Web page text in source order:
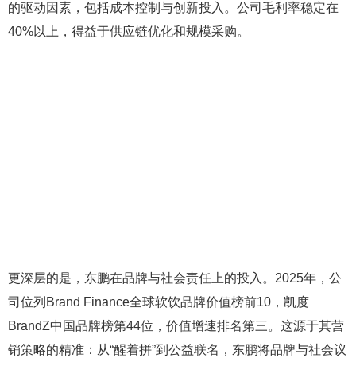
的驱动因素，包括成本控制与创新投入。公司毛利率稳定在
40%以上，得益于供应链优化和规模采购。
更深层的是，东鹏在品牌与社会责任上的投入。2025年，公
司位列Brand Finance全球软饮品牌价值榜前10，凯度
BrandZ中国品牌榜第44位，价值增速排名第三。这源于其营
销策略的精准：从“醒着拼”到公益联名，东鹏将品牌与社会议